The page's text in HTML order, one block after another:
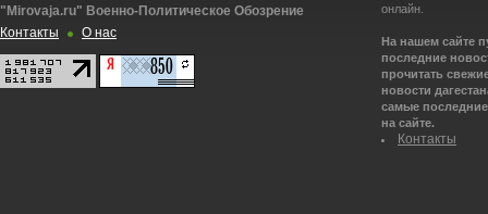
"Mirovaja.ru" Военно-Политическое Обозрение
Контакты
О нас
онлайн.
На нашем сайте
последние
прочитать
новости
самые
на сайте.
Контакты